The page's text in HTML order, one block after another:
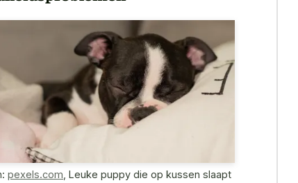
pexels.com Leuke puppy die op kussen slaapt